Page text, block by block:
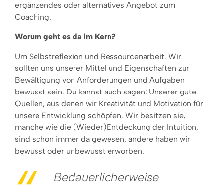
ergänzendes oder alternatives Angebot zum
Coaching.
Worum geht es da im Kern?
Um Selbstreflexion und Ressourcenarbeit. Wir
sollten uns unserer Mittel und Eigenschaften zur
Bewältigung von Anforderungen und Aufgaben
bewusst sein. Du kannst auch sagen: Unserer gute
Quellen, aus denen wir Kreativität und Motivation für
unsere Entwicklung schöpfen. Wir besitzen sie,
manche wie die (Wieder)Entdeckung der Intuition,
sind schon immer da gewesen, andere haben wir
bewusst oder unbewusst erworben.
Bedauerlicherweise